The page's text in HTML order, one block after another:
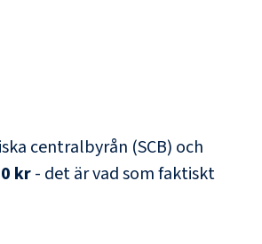
centralbyrån (SCB) och
kr- det är vad som faktiskt